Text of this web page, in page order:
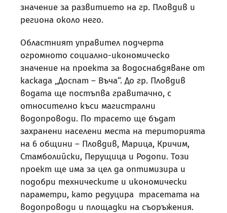
значение за развитието на гр. Пловдив и
региона около него.
Областният управител подчерта
огромното социално-икономическо
значение на проекта за водоснабдяване от
каскада „Доспат – Въча“. До гр. Пловдив
водата ще постъпва гравитачно, с
относително къси магистрални
водопроводи. По трасето ще бъдат
захранени населени места на територията
на 6 общини – Пловдив, Марица, Кричим,
Стамболийски, Перущица и Родопи. Този
проект ще има за цел да оптимизира и
подобри техническите и икономически
параметри, като редуцира трасетата на
водопроводи и площадки на съоръжения.